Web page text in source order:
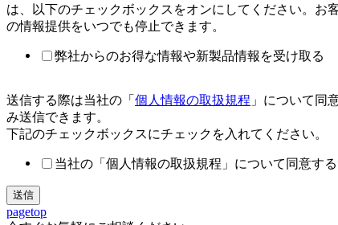
は、以下のチェックボックスをオンにしてください。お
の情報提供をいつでも停止できます。
弊社からのお得な情報や新製品情報を受け取る
送信する際は当社の「 個人情報の取扱規程 」について同
み送信できます。
下記のチェックボックスにチェックを入れてください。
当社の「個人情報の取扱規程」について同意する
pagetop